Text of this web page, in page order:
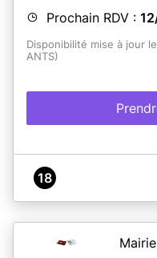
Prochain RDV :
Disponibilité mise à jour
ANTS)
18